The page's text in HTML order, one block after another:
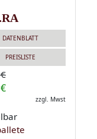
DATENBLATT
PREISLISTE
zzgl. Mwst